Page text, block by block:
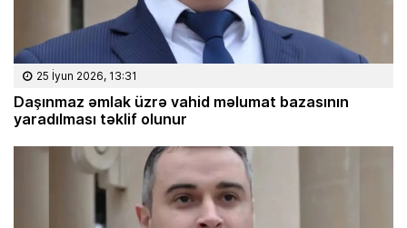
25 İyun 2026, 13:31
Daşınmaz əmlak üzrə vahid məlumat bazasının
yaradılması təklif olunur